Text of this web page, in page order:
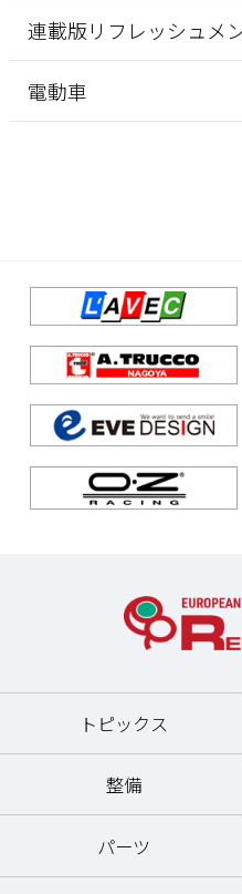
連載版リフレッシュメ
電動車
トピックス
整備
パーツ